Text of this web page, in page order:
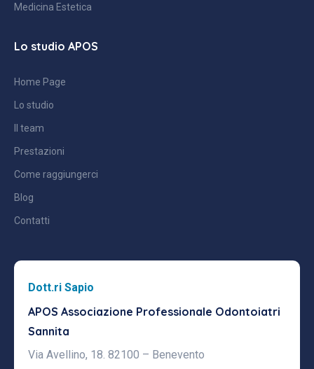
Medicina Estetica
Lo studio APOS
Home Page
Lo studio
Il team
Prestazioni
Come raggiungerci
Blog
Contatti
Dott.ri Sapio
APOS Associazione Professionale Odontoiatri
Sannita
Via Avellino, 18. 82100 – Benevento